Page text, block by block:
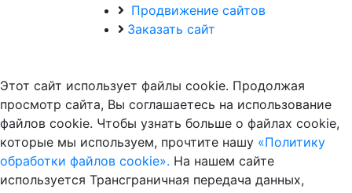
Продвижение сайтов
Заказать сайт
Этот сайт использует файлы cookie. Продолжая
просмотр сайта, Вы соглашаетесь на использование
файлов cookie. Чтобы узнать больше о файлах cookie,
которые мы используем, прочтите нашу «Политику
обработки файлов cookie». На нашем сайте
используется Трансграничная передача данных,